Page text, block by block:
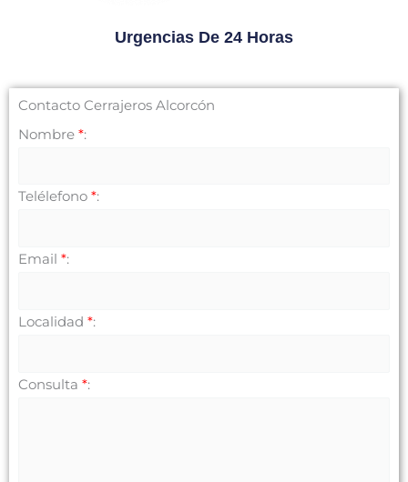
Urgencias De 24 Horas
Contacto Cerrajeros Alcorcón
Nombre *:
Telélefono *:
Email *:
Localidad *:
Consulta *: